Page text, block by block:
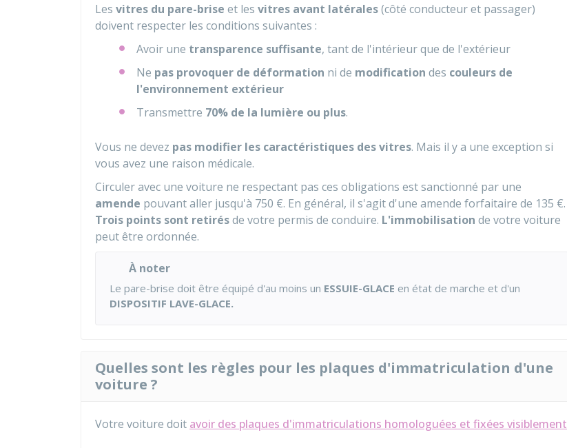
Les vitres du pare-brise et les vitres avant latérales(côté conducteur et passager)
doivent respecter les conditions suivantes :
Avoir une transparence suffisante, tant de l'intérieur que de l'extérieur
Ne pas provoquer de déformation ni de modification des couleurs de
l'environnement extérieur
Transmettre 70% de la lumière ou plus.
Vous ne devez pas modifier les caractéristiques des vitres. Mais il y a une exception si
vous avez une raison médicale.
Circuler avec une voiture ne respectant pas ces obligations est sanctionné par une
amende pouvant aller jusqu'à 750 €. En général, il s'agit d'une amende forfaitaire de 135 €.
Trois points sont retirésde votre permis de conduire. L'immobilisation de votre voiture
peut être ordonnée.
À noter
Le pare-brise doit être équipé d'au moins un ESSUIE-GLACE en état de marche et d'un
DISPOSITIF LAVE-GLACE.
Quelles sont les règles pour les plaques d'immatriculation d'une
voiture ?
Votre voiture doit avoir des plaques d'immatriculations homologuées et fixées visiblement